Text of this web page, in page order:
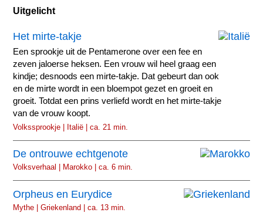
Uitgelicht
Het mirte-takje
Een sprookje uit de Pentamerone over een fee en
zeven jaloerse heksen. Een vrouw wil heel graag een
kindje; desnoods een mirte-takje. Dat gebeurt dan ook
en de mirte wordt in een bloempot gezet en groeit en
groeit. Totdat een prins verliefd wordt en het mirte-takje
van de vrouw koopt.
Volkssprookje | Italië | ca. 21 min.
De ontrouwe echtgenote
Volksverhaal | Marokko | ca. 6 min.
Orpheus en Eurydice
Mythe | Griekenland | ca. 13 min.